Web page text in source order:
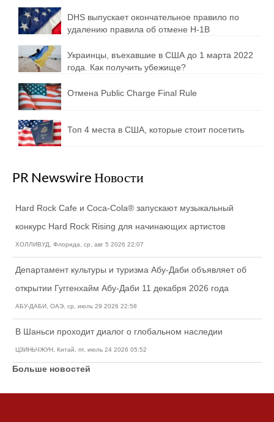
DHS выпускает окончательное правило по
удалению правила об отмене H-1B
Украинцы, въехавшие в США до 1 марта 2022
года. Как получить убежище?
Отмена Public Charge Final Rule
Топ 4 места в США, которые стоит посетить
PR Newswire Новости
Hard Rock Cafe и Coca-Cola® запускают музыкальный
конкурс Hard Rock Rising для начинающих артистов
ХОЛЛИВУД, Флорида, ср, авг 5 2026 22:07
Департамент культуры и туризма Абу-Даби объявляет об
открытии Гуггенхайм Абу-Даби 11 декабря 2026 года
АБУ-ДАБИ, ОАЭ, ср, июль 29 2026 22:58
В Шаньси проходит диалог о глобальном наследии
ЦЗИНЬЧЖУН, Китай, пт, июль 24 2026 05:52
Больше новостей